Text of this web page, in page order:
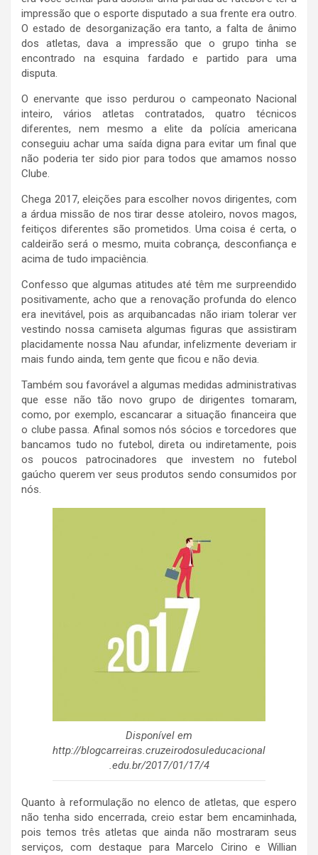
impressão que o esporte disputado a sua frente era outro.
O estado de desorganização era tanto, a falta de ânimo
dos atletas, dava a impressão que o grupo tinha se
encontrado na esquina fardado e partido para uma
disputa.
O enervante que isso perdurou o campeonato Nacional
inteiro, vários atletas contratados, quatro técnicos
diferentes, nem mesmo a elite da polícia americana
conseguiu achar uma saída digna para evitar um final que
não poderia ter sido pior para todos que amamos nosso
Clube.
Chega 2017, eleições para escolher novos dirigentes, com
a árdua missão de nos tirar desse atoleiro, novos magos,
feitiços diferentes são prometidos. Uma coisa é certa, o
caldeirão será o mesmo, muita cobrança, desconfiança e
acima de tudo impaciência.
Confesso que algumas atitudes até têm me surpreendido
positivamente, acho que a renovação profunda do elenco
era inevitável, pois as arquibancadas não iriam tolerar ver
vestindo nossa camiseta algumas figuras que assistiram
placidamente nossa Nau afundar, infelizmente deveriam ir
mais fundo ainda, tem gente que ficou e não devia.
Também sou favorável a algumas medidas administrativas
que esse não tão novo grupo de dirigentes tomaram,
como, por exemplo, escancarar a situação financeira que
o clube passa. Afinal somos nós sócios e torcedores que
bancamos tudo no futebol, direta ou indiretamente, pois
os poucos patrocinadores que investem no futebol
gaúcho querem ver seus produtos sendo consumidos por
nós.
Disponível em
http://blogcarreiras.cruzeirodosuleducacional
.edu.br/2017/01/17/4
Quanto à reformulação no elenco de atletas, que espero
não tenha sido encerrada, creio estar bem encaminhada,
pois temos três atletas que ainda não mostraram seus
serviços, com destaque para Marcelo Cirino e Willian